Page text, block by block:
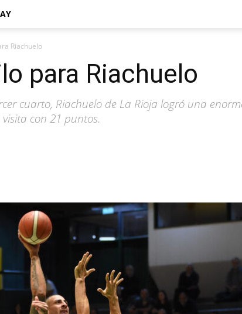
Riachuelo
para Riachuelo
cuarto, Riachuelo de La Rioja logró una
con 21 puntos.